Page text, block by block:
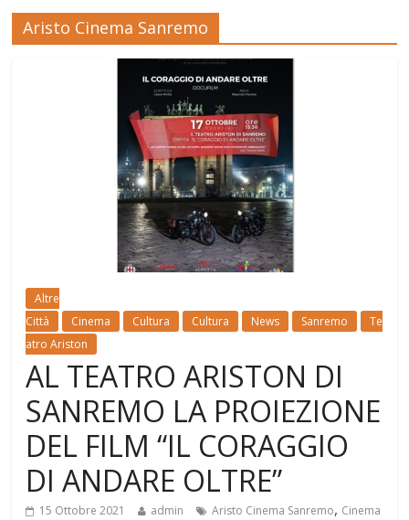
Aristo Cinema Sanremo
Altre
Città
Cinema Cultura Cultura News Sanremo
Te
atro Ariston
AL TEATRO ARISTON DI
SANREMO LA PROIEZIONE
DEL FILM “IL CORAGGIO
DI ANDARE OLTRE”
15 Ottobre 2021 admin Aristo Cinema Sanremo, Cinema